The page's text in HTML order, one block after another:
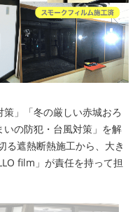
」「冬の厳しい赤城おろ
いの防犯・台風対策」を解
る遮熱断熱施工から、大き
film」が責任を持って担